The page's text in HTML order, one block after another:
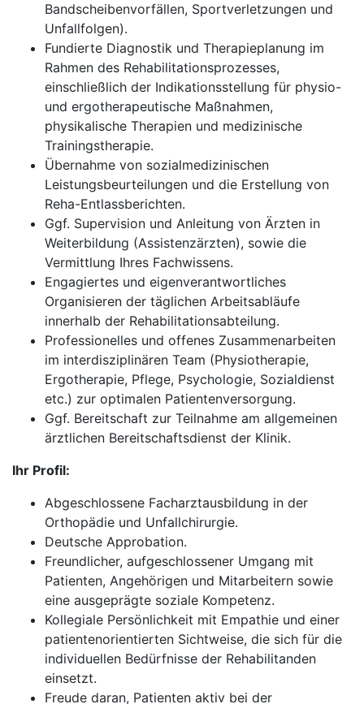
Bandscheibenvorfällen, Sportverletzungen und
Unfallfolgen).
Fundierte Diagnostik und Therapieplanung im
Rahmen des Rehabilitationsprozesses,
einschließlich der Indikationsstellung für physio-
und ergotherapeutische Maßnahmen,
physikalische Therapien und medizinische
Trainingstherapie.
Übernahme von sozialmedizinischen
Leistungsbeurteilungen und die Erstellung von
Reha-Entlassberichten.
Ggf. Supervision und Anleitung von Ärzten in
Weiterbildung (Assistenzärzten), sowie die
Vermittlung Ihres Fachwissens.
Engagiertes und eigenverantwortliches
Organisieren der täglichen Arbeitsabläufe
innerhalb der Rehabilitationsabteilung.
Professionelles und offenes Zusammenarbeiten
im interdisziplinären Team (Physiotherapie,
Ergotherapie, Pflege, Psychologie, Sozialdienst
etc.) zur optimalen Patientenversorgung.
Ggf. Bereitschaft zur Teilnahme am allgemeinen
ärztlichen Bereitschaftsdienst der Klinik.
Ihr Profil:
Abgeschlossene Facharztausbildung in der
Orthopädie und Unfallchirurgie.
Deutsche Approbation.
Freundlicher, aufgeschlossener Umgang mit
Patienten, Angehörigen und Mitarbeitern sowie
eine ausgeprägte soziale Kompetenz.
Kollegiale Persönlichkeit mit Empathie und einer
patientenorientierten Sichtweise, die sich für die
individuellen Bedürfnisse der Rehabilitanden
einsetzt.
Freude daran, Patienten aktiv bei der